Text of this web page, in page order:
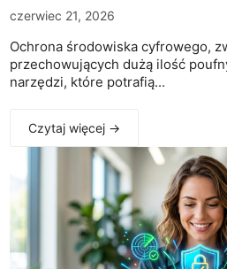
czerwiec 21, 2026
Ochrona środowiska cyfrowego,
przechowujących dużą ilość
narzędzi, które potrafią...
Czytaj więcej →